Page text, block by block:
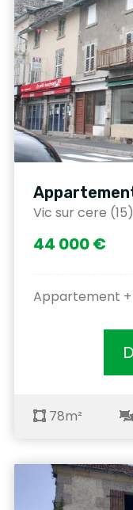
Vic sur cere (15)
44 000 €
Appartement
78m²